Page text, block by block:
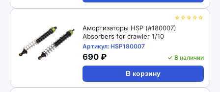
☆☆☆☆☆
Амортизаторы HSP (#180007)
Absorbers for crawler 1/10
Артикул: HSP180007
690 ₽ ✓ В наличии
В корзину